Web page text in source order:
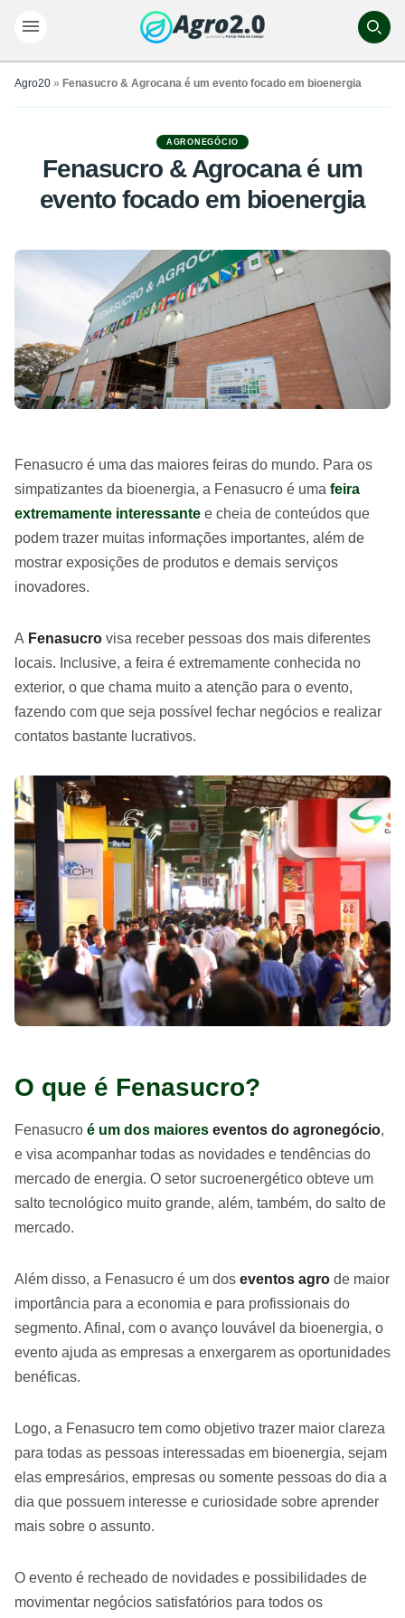
Agro20 » Fenasucro & Agrocana é um evento focado em bioenergia
AGRONEGÓCIO
Fenasucro & Agrocana é um
evento focado em bioenergia
Fenasucro é uma das maiores feiras do mundo. Para os
simpatizantes da bioenergia, a Fenasucro é uma feira
extremamente interessante e cheia de conteúdos que
podem trazer muitas informações importantes, além de
mostrar exposições de produtos e demais serviços
inovadores.
A Fenasucro visa receber pessoas dos mais diferentes
locais. Inclusive, a feira é extremamente conhecida no
exterior, o que chama muito a atenção para o evento,
fazendo com que seja possível fechar negócios e realizar
contatos bastante lucrativos.
O que é Fenasucro?
Fenasucro é um dos maiores eventos do agronegócio,
e visa acompanhar todas as novidades e tendências do
mercado de energia. O setor sucroenergético obteve um
salto tecnológico muito grande, além, também, do salto de
mercado.
Além disso, a Fenasucro é um dos eventos agro de maior
importância para a economia e para profissionais do
segmento. Afinal, com o avanço louvável da bioenergia, o
evento ajuda as empresas a enxergarem as oportunidades
benéficas.
Logo, a Fenasucro tem como objetivo trazer maior clareza
para todas as pessoas interessadas em bioenergia, sejam
elas empresários, empresas ou somente pessoas do dia a
dia que possuem interesse e curiosidade sobre aprender
mais sobre o assunto.
O evento é recheado de novidades e possibilidades de
movimentar negócios satisfatórios para todos os